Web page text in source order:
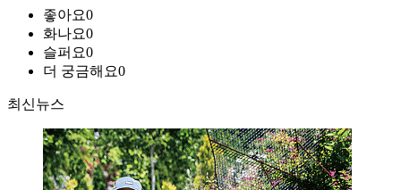
좋아요0
화나요0
슬퍼요0
더 궁금해요0
최신뉴스